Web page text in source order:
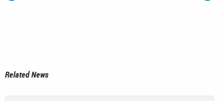
Related News